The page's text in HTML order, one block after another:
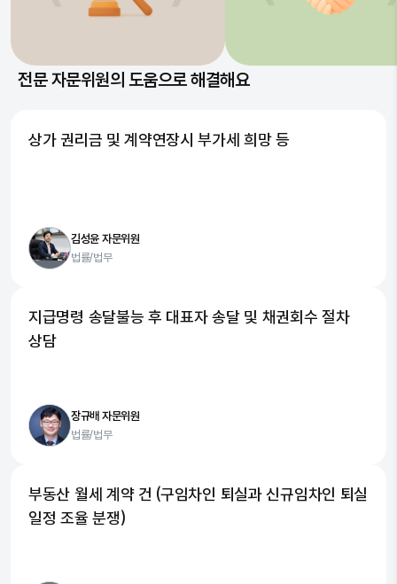
전문 자문위원의 도움으로 해결해요
상가 권리금 및 계약연장시 부가세 희망 등
김성윤 자문위원
법률/법무
지급명령 송달불능 후 대표자 송달 및 채권회수 절차
상담
장규배 자문위원
법률/법무
부동산 월세 계약 건 (구임차인 퇴실과 신규임차인 퇴실
일정 조율 분쟁)